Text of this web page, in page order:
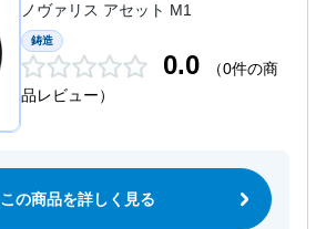
ノヴァリス アセット M1
鋳造
0.0
（0件の商
品レビュー）
この商品を詳しく見る